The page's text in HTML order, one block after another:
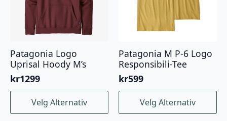
produktsiden
produktsiden
Patagonia Logo
Uprisal Hoody M’s
kr1299
Velg Alternativ
Dette
produktet
Patagonia M P-6 Logo
Responsibili-Tee
kr599
Velg Alternativ
Dette
produktet